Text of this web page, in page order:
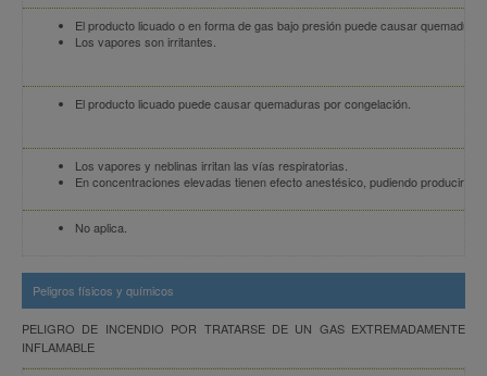
El producto licuado o en forma de gas bajo presión puede causar
Los vapores son irritantes.
El producto licuado puede causar quemaduras por congelación.
Los vapores y neblinas irritan las vías respiratorias.
En concentraciones elevadas tienen efecto anestésico, pudiendo producir
No aplica.
Peligros físicos y químicos
PELIGRO DE INCENDIO POR TRATARSE DE UN GAS EXTREMADAMENTE
INFLAMABLE